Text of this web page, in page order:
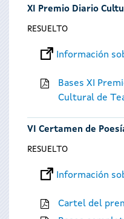
XI Premio Diario
RESUELTO
Información
Bases XI
Cultural de
VI Certamen de
RESUELTO
Información
Cartel del